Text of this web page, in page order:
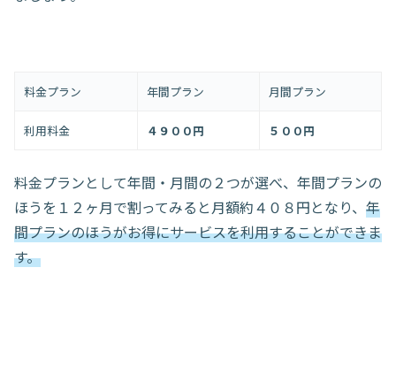
料金プラン 年間プラン 月間プラン
利用料金 ４９００円 ５００円
料金プランとして年間・月間の２つが選べ、年間プランの
ほうを１２ヶ月で割ってみると月額約４０８円となり、 年
間プランのほうがお得にサービスを利用することができま
す。